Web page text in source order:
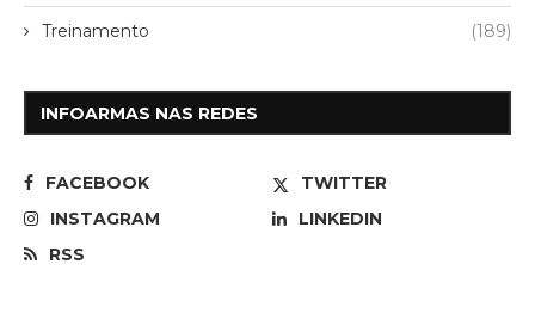
Treinamento (189)
INFOARMAS NAS REDES
FACEBOOK
TWITTER
INSTAGRAM
LINKEDIN
RSS